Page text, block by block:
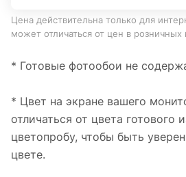
Цена действительна только для
может отличаться от цен в розничных
* Готовые фотообои не
* Цвет на экране вашего
отличаться от цвета готового
цветопробу, чтобы быть
цвете.